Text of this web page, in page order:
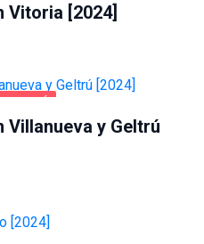
Vitoria [2024]
Villanueva y Geltrú